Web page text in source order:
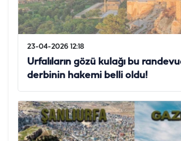
23-04-2026 12:18
Urfalıların gözü kulağı bu
derbinin hakemi belli oldu!